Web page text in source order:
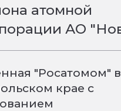
атомной
АО
"Росатомом" в
крае с